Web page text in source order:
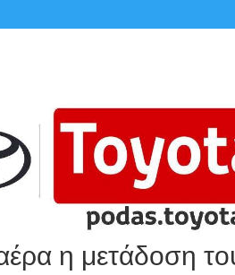
η μετάδοση